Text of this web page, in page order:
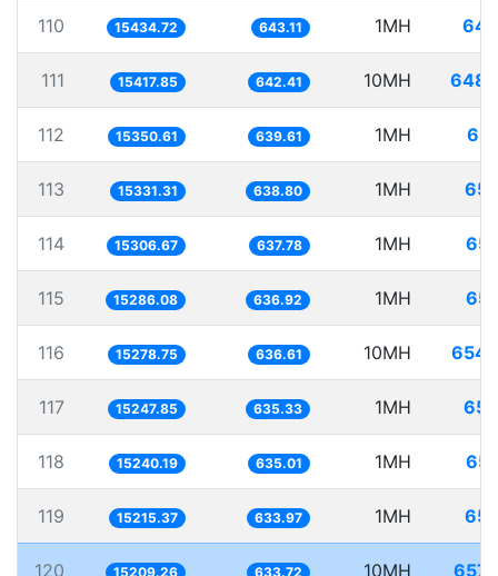
110 15434.72 643.11 1MH
111 15417.85 642.41 10MH
112 15350.61 639.61 1MH
113 15331.31 638.80 1MH
114 15306.67 637.78 1MH
115 15286.08 636.92 1MH
116 15278.75 636.61 10MH
117 15247.85 635.33 1MH
118 15240.19 635.01 1MH
119 15215.37 633.97 1MH
120 15209.26 633.72 10MH